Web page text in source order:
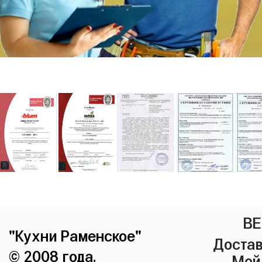
"Кухни Раменское"
© 2008 года.